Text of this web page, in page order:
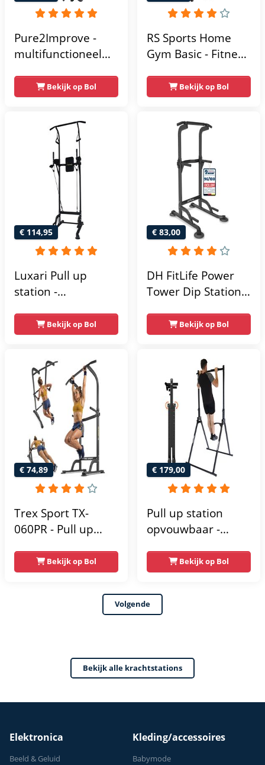
Pure2Improve -
multifunctioneel
krachtstation -
home gym -
215x111x142
Bekijk op Bol
RS Sports Home
Gym Basic - Fitness
Bekijk op Bol
€ 114,95
Luxari Pull up
station -
- Dip Station - Pull
Up Bar -
Krachtstation -
Power Rack -
Verstelbaar -
Krachttraining
Bekijk op Bol
€ 83,00
DH FitLife Power
Tower Dip Station |
vrijstaand | dip
barren rugtrainer |
krachtstation
krachttoren |
fitnessstation |
power rack voor
thuis gym |
krachttraining voor
thuis
Bekijk op Bol
€ 74,89
Trex Sport TX-
060PR - Pull up
Fitness - Pull up
rack -
Multifunctioneel -
Verstelbaar -
Krachttraining - Tot
Bekijk op Bol
€ 179,00
Pull up station
opvouwbaar -
up rack - Pull up
bar - FPT165
Bekijk op Bol
Volgende
Bekijk alle krachtstations
Elektronica
Beeld & Geluid
Kleding/accessoires
Babymode